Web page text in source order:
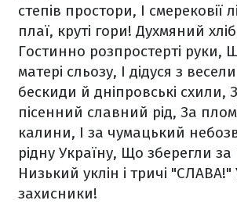
степів простори, І смерековії
плаї, круті гори! Духмяний
Гостинно розпростерті руки,
матері сльозу, І дідуся з
бескиди й дніпровські схили,
пісенний славний рід, За
калини, І за чумацький
рідну Україну, Що зберегли за
Низький уклін і тричі "СЛАВА!"
захисники!